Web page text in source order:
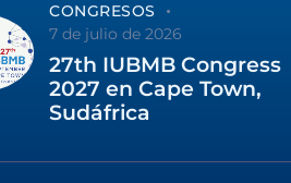
CONGRESOS
7 de julio de 2026
27th IUBMB Congress
2027 en Cape Town,
Sudáfrica